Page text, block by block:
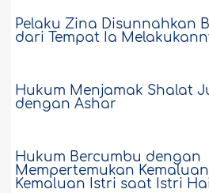
Pelaku Zina Disunnahkan
dari Tempat Ia
Hukum Menjamak Shalat
dengan Ashar
Hukum Bercumbu dengan
Mempertemukan
Kemaluan Istri saat Istri